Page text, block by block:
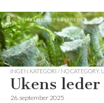
INGEN KATEGORI / NO CATEGORY,
Ukens
26. september 2025